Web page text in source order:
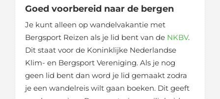
Goed voorbereid naar de bergen
Je kunt alleen op wandelvakantie met
Bergsport Reizen als je lid bent van de NKBV.
Dit staat voor de Koninklijke Nederlandse
Klim- en Bergsport Vereniging. Als je nog
geen lid bent dan word je lid gemaakt zodra
je een wandelreis wilt gaan boeken. Dit geeft